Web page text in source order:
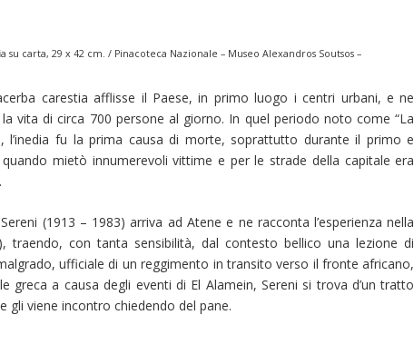
su carta, 29 x 42 cm. / Pinacoteca Nazionale – Museo Alexandros Soutsos –
carestia afflisse il Paese, in primo luogo i centri urbani, e ne
vita di circa 700 persone al giorno. In quel periodo noto come “La
l’inedia fu la prima causa di morte, soprattutto durante il primo e
quando mietò innumerevoli vittime e per le strade della capitale era
(1913 – 1983) arriva ad Atene e ne racconta l’esperienza nella
traendo, con tanta sensibilità, dal contesto bellico una lezione di
ufficiale di un reggimento in transito verso il fronte africano,
greca a causa degli eventi di El Alamein, Sereni si trova d’un tratto
viene incontro chiedendo del pane.